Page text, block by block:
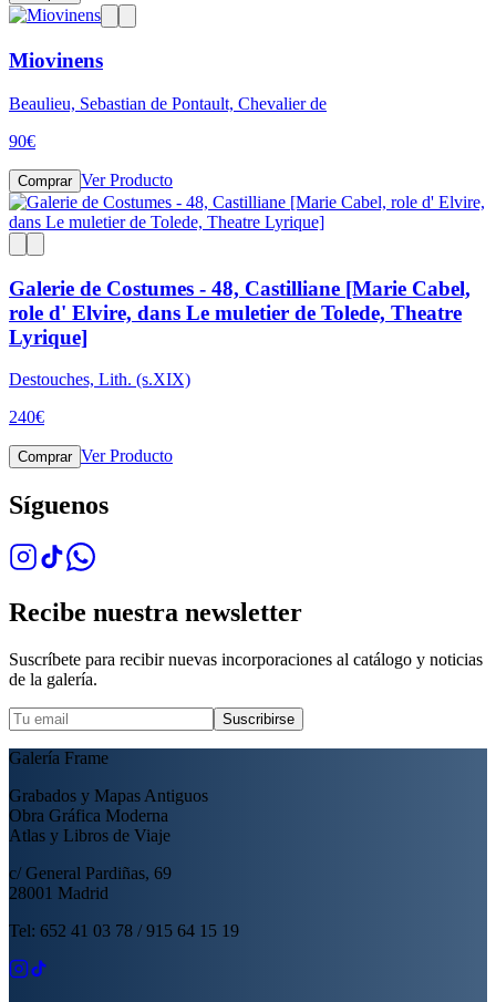
Miovinens
Beaulieu, Sebastian de Pontault, Chevalier de
90€
Comprar Ver Producto
Galerie de Costumes - 48, Castilliane [Marie Cabel,
role d' Elvire, dans Le muletier de Tolede, Theatre
Lyrique]
Destouches, Lith. (s.XIX)
240€
Comprar Ver Producto
Síguenos
Recibe nuestra newsletter
Suscríbete para recibir nuevas incorporaciones al catálogo y noticias
de la galería.
Suscribirse
Galería Frame
Grabados y Mapas Antiguos
Obra Gráfica Moderna
Atlas y Libros de Viaje
c/ General Pardiñas, 69
28001 Madrid
Tel: 652 41 03 78 / 915 64 15 19